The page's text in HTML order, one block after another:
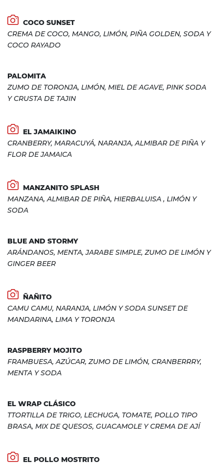
COCO SUNSET
CREMA DE COCO, MANGO, LIMÓN, PIÑA GOLDEN, SODA Y
COCO RAYADO
PALOMITA
ZUMO DE TORONJA, LIMÓN, MIEL DE AGAVE, PINK SODA
Y CRUSTA DE TAJIN
EL JAMAIKINO
CRANBERRY, MARACUYÁ, NARANJA, ALMIBAR DE PIÑA Y
FLOR DE JAMAICA
MANZANITO SPLASH
MANZANA, ALMIBAR DE PIÑA, HIERBALUISA , LIMÓN Y
SODA
BLUE AND STORMY
ARÁNDANOS, MENTA, JARABE SIMPLE, ZUMO DE LIMÓN Y
GINGER BEER
ÑAÑITO
CAMU CAMU, NARANJA, LIMÓN Y SODA SUNSET DE
MANDARINA, LIMA Y TORONJA
RASPBERRY MOJITO
FRAMBUESA, AZÚCAR, ZUMO DE LIMÓN, CRANBERRRY,
MENTA Y SODA
EL WRAP CLÁSICO
TTORTILLA DE TRIGO, LECHUGA, TOMATE, POLLO TIPO
BRASA, MIX DE QUESOS, GUACAMOLE Y CREMA DE AJÍ
EL POLLO MOSTRITO